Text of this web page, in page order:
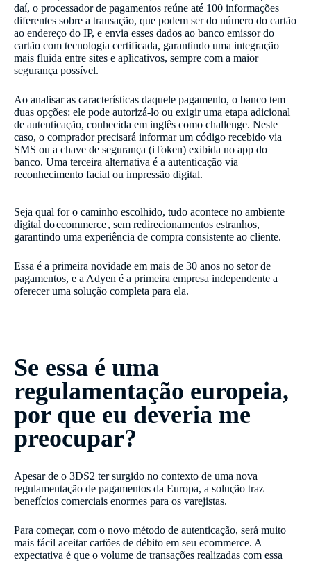
daí, o processador de pagamentos reúne até 100 informações
diferentes sobre a transação, que podem ser do número do cartão
ao endereço do IP, e envia esses dados ao banco emissor do
cartão com tecnologia certificada, garantindo uma integração
mais fluida entre sites e aplicativos, sempre com a maior
segurança possível.
Ao analisar as características daquele pagamento, o banco tem
duas opções: ele pode autorizá-lo ou exigir uma etapa adicional
de autenticação, conhecida em inglês como challenge. Neste
caso, o comprador precisará informar um código recebido via
SMS ou a chave de segurança (iToken) exibida no app do
banco. Uma terceira alternativa é a autenticação via
reconhecimento facial ou impressão digital.
Seja qual for o caminho escolhido, tudo acontece no ambiente
digital doecommerce, sem redirecionamentos estranhos,
garantindo uma experiência de compra consistente ao cliente.
Essa é a primeira novidade em mais de 30 anos no setor de
pagamentos, e a Adyen é a primeira empresa independente a
oferecer uma solução completa para ela.
Se essa é uma
regulamentação europeia,
por que eu deveria me
preocupar?
Apesar de o 3DS2 ter surgido no contexto de uma nova
regulamentação de pagamentos da Europa, a solução traz
benefícios comerciais enormes para os varejistas.
Para começar, com o novo método de autenticação, será muito
mais fácil aceitar cartões de débito em seu ecommerce. A
expectativa é que o volume de transações realizadas com essa